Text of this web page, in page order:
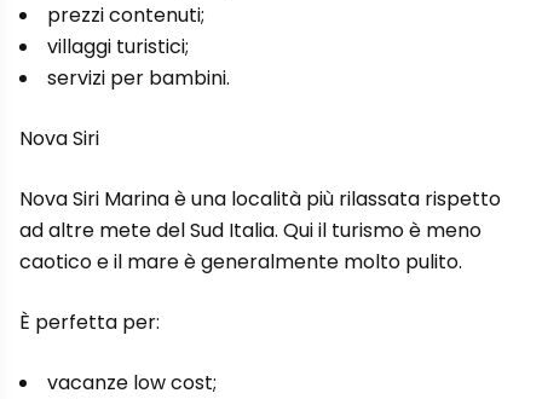
prezzi contenuti;
villaggi turistici;
servizi per bambini.
Nova Siri
Nova Siri Marina è una località più rilassata rispetto
ad altre mete del Sud Italia. Qui il turismo è meno
caotico e il mare è generalmente molto pulito.
È perfetta per:
vacanze low cost;